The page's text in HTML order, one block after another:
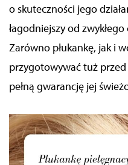
o skuteczności jego
łagodniejszy od
Zarówno płukankę, jak i
przygotowywać tuż
pełną gwarancję jej